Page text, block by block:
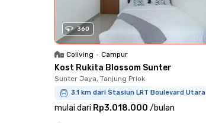
360
Coliving • Campur
Kost Rukita Blossom Sunter
Sunter Jaya, Tanjung Priok
3.1 km dari Stasiun LRT Boulevard Utara
mulai dari Rp3.018.000 /bulan